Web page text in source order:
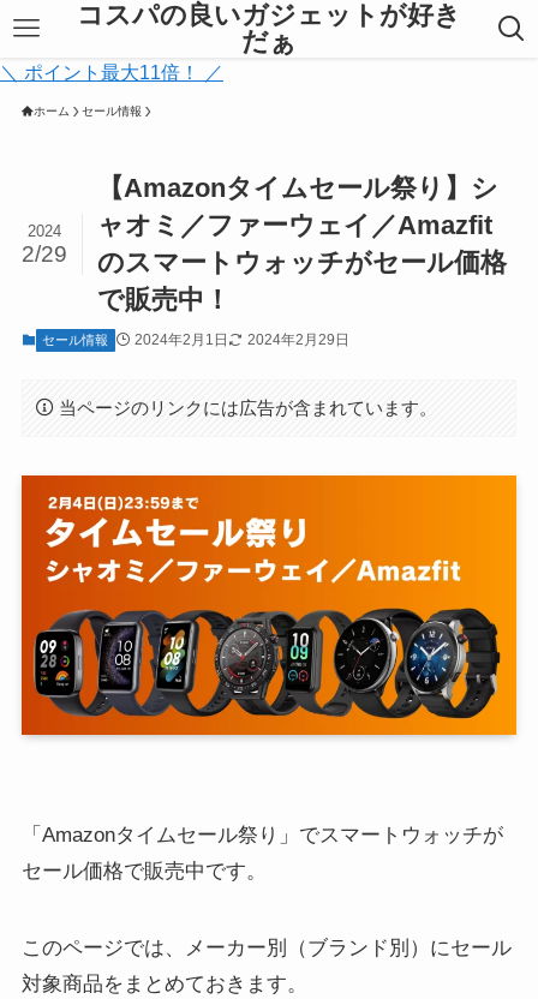
コスパの良いガジェットが好き
だぁ
＼ ポイント最大11倍！ ／
ホーム セール情報
【Amazonタイムセール祭り】シ
ャオミ／ファーウェイ／Amazfit
のスマートウォッチがセール価格
で販売中！
2024
2/29
セール情報 2024年2月1日 2024年2月29日
当ページのリンクには広告が含まれています。
「Amazonタイムセール祭り」でスマートウォッチが
セール価格で販売中です。
このページでは、メーカー別（ブランド別）にセール
対象商品をまとめておきます。